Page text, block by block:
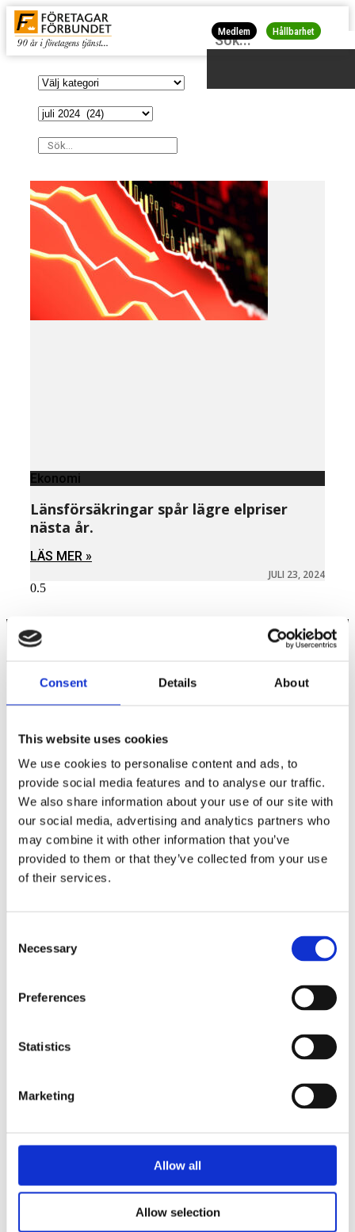
Consent Details About
This website uses cookies
We use cookies to personalise content and ads, to
provide social media features and to analyse our traffic.
We also share information about your use of our site with
our social media, advertising and analytics partners who
may combine it with other information that you’ve
provided to them or that they’ve collected from your use
of their services.
Selection
Necessary
Preferences
Statistics
Marketing
Allow all
Allow selection
Medlem Hållbarhet
Ekonomi
Länsförsäkringar spår lägre elpriser
nästa år.
LÄS MER »
JULI 23, 2024
Vaktgatan 17bv
Ett medlemskap späckat med småföretagaranpassade
medlemstjänster och förmåner. Din egen
mycket mer. Vi fokuserar på soloföretagare och små
företag med företagaren i fokus. Vi är själva
Förmåner
Rådgivning
Tips
Nyheter
Om oss